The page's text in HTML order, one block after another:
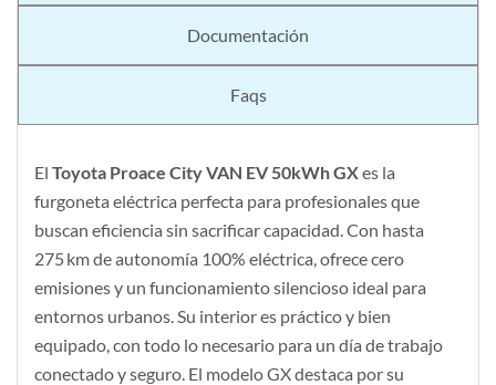
Documentación
Faqs
El Toyota Proace City VAN EV 50kWh GXes la
furgoneta eléctrica perfecta para profesionales que
buscan eficiencia sin sacrificar capacidad. Con hasta
275 km de autonomía 100% eléctrica, ofrece cero
emisiones y un funcionamiento silencioso ideal para
entornos urbanos. Su interior es práctico y bien
equipado, con todo lo necesario para un día de trabajo
conectado y seguro. El modelo GX destaca por su